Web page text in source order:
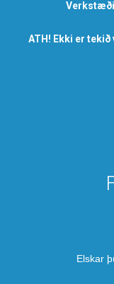
Verkstæði
ATH! Ekki er
Elskar